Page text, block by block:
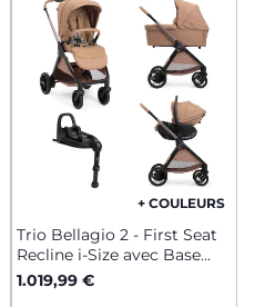
+ COULEURS
Trio Bellagio 2 - First Seat
Recline i-Size avec Base
rotative
1.019,99 €